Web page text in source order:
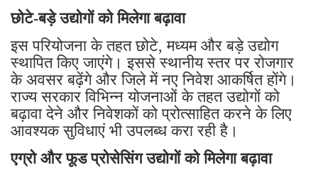
छोटे-बड़े उद्योगों को मिलेगा बढ़ावा
इस परियोजना के तहत छोटे, मध्यम और बड़े उद्योग
स्थापित किए जाएंगे। इससे स्थानीय स्तर पर रोजगार
के अवसर बढ़ेंगे और जिले में नए निवेश आकर्षित होंगे।
राज्य सरकार विभिन्न योजनाओं के तहत उद्योगों को
बढ़ावा देने और निवेशकों को प्रोत्साहित करने के लिए
आवश्यक सुविधाएं भी उपलब्ध करा रही है।
एग्रो और फूड प्रोसेसिंग उद्योगों को मिलेगा बढ़ावा